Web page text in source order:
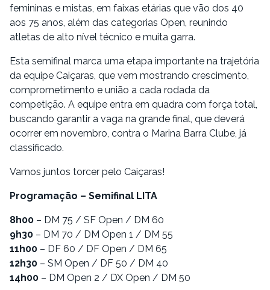
femininas e mistas, em faixas etárias que vão dos 40
aos 75 anos, além das categorias Open, reunindo
atletas de alto nível técnico e muita garra.
Esta semifinal marca uma etapa importante na trajetória
da equipe Caiçaras, que vem mostrando crescimento,
comprometimento e união a cada rodada da
competição. A equipe entra em quadra com força total,
buscando garantir a vaga na grande final, que deverá
ocorrer em novembro, contra o Marina Barra Clube, já
classificado.
Vamos juntos torcer pelo Caiçaras!
Programação – Semifinal LITA
8h00 – DM 75 / SF Open / DM 60
9h30 – DM 70 / DM Open 1 / DM 55
11h00 – DF 60 / DF Open / DM 65
12h30 – SM Open / DF 50 / DM 40
14h00 – DM Open 2 / DX Open / DM 50